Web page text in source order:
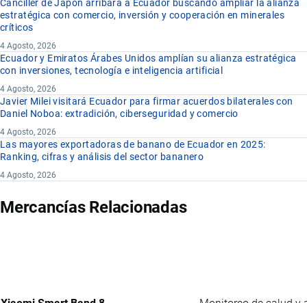
Canciller de Japón arribara a Ecuador buscando ampliar la alianza
estratégica con comercio, inversión y cooperación en minerales
críticos
4 Agosto, 2026
Ecuador y Emiratos Árabes Unidos amplían su alianza estratégica
con inversiones, tecnología e inteligencia artificial
4 Agosto, 2026
Javier Milei visitará Ecuador para firmar acuerdos bilaterales con
Daniel Noboa: extradición, ciberseguridad y comercio
4 Agosto, 2026
Las mayores exportadoras de banano de Ecuador en 2025:
Ranking, cifras y análisis del sector bananero
4 Agosto, 2026
Mercancías Relacionadas